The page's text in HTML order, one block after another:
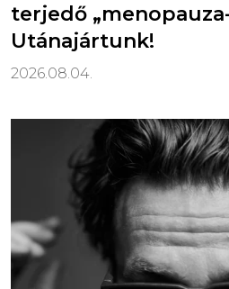
terjedő
Utánajártunk!
2026.08.04.